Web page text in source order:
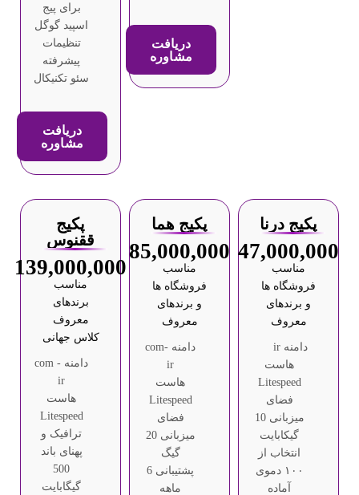
دریافت
مشاوره
برای پیج
اسپید گوگل
تنظیمات
پیشرفته
سئو تکنیکال
دریافت
مشاوره
پکیج درنا
47,000,000
مناسب
فروشگاه ها
و برندهای
معروف
دامنه ir
هاست
Litespeed
فضای
میزبانی 10
گیکابایت
انتخاب از
۱۰۰ دموی
آماده
پکیج هما
85,000,000
مناسب
فروشگاه ها
و برندهای
معروف
دامنه com-
ir
هاست
Litespeed
فضای
میزبانی 20
گیگ
پشتیبانی 6
ماهه
پکیج
ققنوس
139,000,000
مناسب
برندهای
معروف
کلاس جهانی
دامنه com -
ir
هاست
Litespeed
ترافیک و
پهنای باند
500
گیگابایت